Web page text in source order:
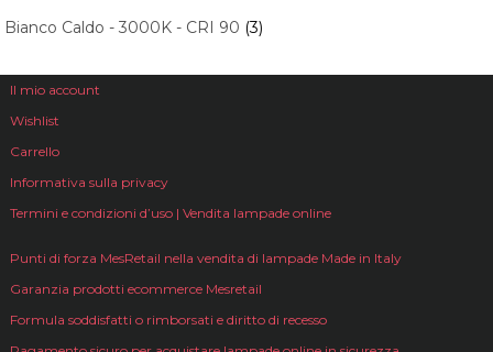
Bianco Caldo - 3000K - CRI 90 (3)
Il mio account
Wishlist
Carrello
Informativa sulla privacy
Termini e condizioni d’uso | Vendita lampade online
Punti di forza MesRetail nella vendita di lampade Made in Italy
Garanzia prodotti ecommerce Mesretail
Formula soddisfatti o rimborsati e diritto di recesso